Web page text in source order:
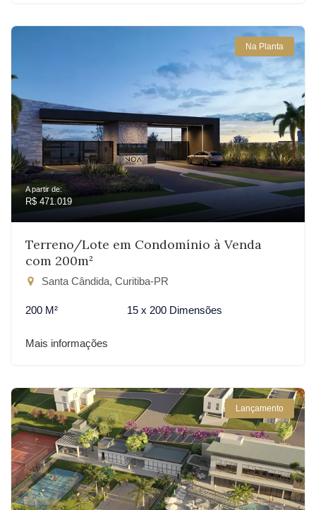
Na Planta
A partir de:
R$ 471.019
Terreno/Lote em Condomínio à Venda
com 200m²
Santa Cândida, Curitiba-PR
200 M² 15 x 200 Dimensões
Mais informações
Lançamento